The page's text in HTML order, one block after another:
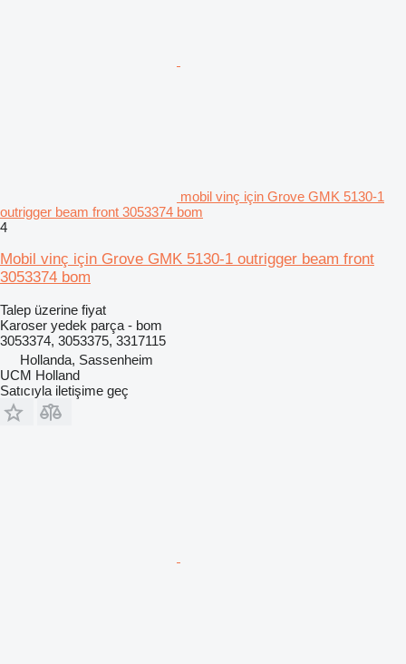
mobil vinç için Grove GMK 5130-1
outrigger beam front 3053374 bom
4
Mobil vinç için Grove GMK 5130-1 outrigger beam front
3053374 bom
Talep üzerine fiyat
Karoser yedek parça - bom
3053374, 3053375, 3317115
Hollanda, Sassenheim
UCM Holland
Satıcıyla iletişime geç